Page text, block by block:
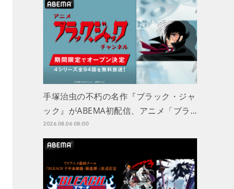
手塚治虫の不朽の名作『ブラック・ジャ
ック』がABEMA初配信、アニメ「ブラ…
2026.08.06 08:00